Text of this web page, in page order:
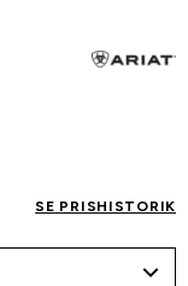
SE PRISHISTORIK